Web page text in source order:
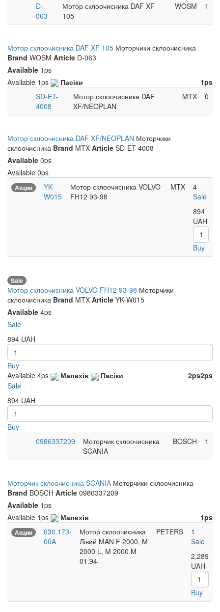
D-
063
Мотор склоочисника DAF XF
105
WOSM 1
Мотор склоочисника DAF XF 105 Моторчики склоочисника
Brand WOSM Article D-063
Available 1ps
Available 1ps Пасіки
1ps
SD-ET-
4008
Мотор склоочисника DAF
XF/NEOPLAN
MTX 0
Мотор склоочисника DAF XF/NEOPLAN Моторчики
склоочисника Brand MTX Article SD-ET-4008
Available 0ps
Available 0ps
Акции
YK-
W015
Мотор склоочисника VOLVO
FH12 93-98
MTX
4
Sale
894
UAH
Buy
Sale
Мотор склоочисника VOLVO FH12 93-98 Моторчики
склоочисника Brand MTX Article YK-W015
Available 4ps
Sale
894 UAH
Buy
Available 4ps Малехів 2ps
Пасіки
2ps
Sale
894 UAH
Buy
0986337209
Моторчик склоочисника
SCANIA
BOSCH 1
Моторчик склоочисника SCANIA Моторчики склоочисника
Brand BOSCH Article 0986337209
Available 1ps
Available 1ps Малехів 1ps
Акции
030.173-
00A
Мотор склоочисника
Лівий MAN F 2000, M
2000 L, M 2000 M
01.94-
PETERS
1
Sale
2,289
UAH
Buy